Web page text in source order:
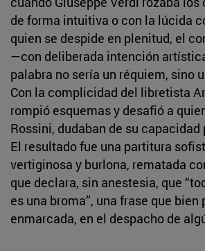
de forma intuitiva o con la lúcida
quien se despide en plenitud, el
—con deliberada intención
palabra no sería un réquiem, sino
Con la complicidad del libretista
rompió esquemas y desafió a
Rossini, dudaban de su
El resultado fue una partitura
vertiginosa y burlona, rematada
que declara, sin anestesia, que
es una broma”, una frase que bien
enmarcada, en el despacho de